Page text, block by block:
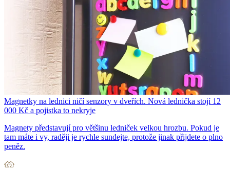
Magnetky na lednici ničí senzory v dveřích. Nová lednička stojí 12
000 Kč a pojistka to nekryje
Magnety představují pro většinu ledniček velkou hrozbu. Pokud je
tam máte i vy, raději je rychle sundejte, protože jinak přijdete o plno
peněz.